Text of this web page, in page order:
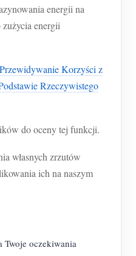
energii na
energii
Korzyści z
Rzeczywistego
do oceny tej funkcji.
własnych zrzutów
ich na naszym
Twoje oczekiwania